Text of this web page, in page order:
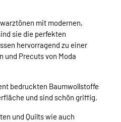
mit modernen,
sie die perfekten
hervorragend zu einer
und Precuts von Moda
bedruckten Baumwollstoffe
und sind schön griffig.
und Quilts wie auch